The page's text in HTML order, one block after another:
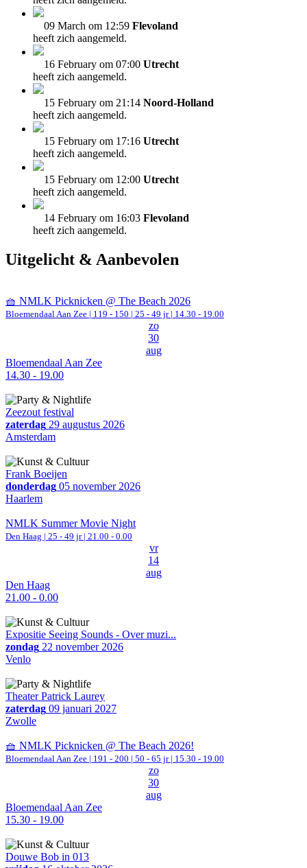
09 March om 12:59 Flevoland
heeft zich aangemeld.
16 February om 07:00 Utrecht
heeft zich aangemeld.
15 February om 21:14 Noord-Holland
heeft zich aangemeld.
15 February om 17:16 Utrecht
heeft zich aangemeld.
15 February om 12:00 Utrecht
heeft zich aangemeld.
14 February om 16:03 Flevoland
heeft zich aangemeld.
Uitgelicht & Aanbevolen
🧺 NMLK Picknicken @ The Beach 2026
Bloemendaal Aan Zee | 119 - 150 | 25 - 49 jr | 14.30 - 19.00
zo
30
aug
Bloemendaal Aan Zee
14.30 - 19.00
Zeezout festival
zaterdag 29 augustus 2026
Amsterdam
Frank Boeijen
donderdag 05 november 2026
Haarlem
NMLK Summer Movie Night
Den Haag | 25 - 49 jr | 21.00 - 0.00
vr
14
aug
Den Haag
21.00 - 0.00
Expositie Seeing Sounds - Over muzi...
zondag 22 november 2026
Venlo
Theater Patrick Laurey
zaterdag 09 januari 2027
Zwolle
🧺 NMLK Picknicken @ The Beach 2026!
Bloemendaal Aan Zee | 191 - 200 | 50 - 65 jr | 15.30 - 19.00
zo
30
aug
Bloemendaal Aan Zee
15.30 - 19.00
Douwe Bob in 013